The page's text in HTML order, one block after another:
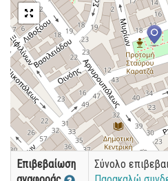
Επιβεβαίωση
Σύνολο